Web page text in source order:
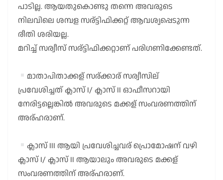
പാടില്ല. ആയതുകൊണ്ടു തന്നെ അവരുടെ
നിലവിലെ ശമ്പള സര്ട്ടിഫിക്കറ്റ് ആവശ്യപ്പെടുന്ന
രീതി ശരിയല്ല.
മറിച്ച് സര്വീസ് സര്ട്ടിഫിക്കറ്റാണ് പരിഗണിക്കേണ്ടത്.
മാതാപിതാക്കള് സര്ക്കാര് സര്വീസില്
പ്രവേശിച്ചത് ക്ലാസ് I/ ക്ലാസ് II ഓഫീസറായി
നേരിട്ടല്ലെങ്കിൽ അവരുടെ മക്കള് സംവരണത്തിന്
അര്ഹരാണ്.
ക്ലാസ് III ആയി പ്രവേശിച്ചവര് പ്രൊമോഷന് വഴി
ക്ലാസ് I/ ക്ലാസ് II ആയാലും അവരുടെ മക്കള്
സംവരണത്തിന് അര്ഹരാണ്.